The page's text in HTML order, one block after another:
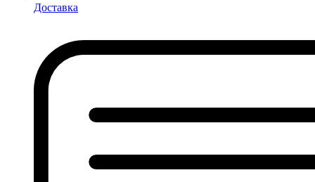
Доставка